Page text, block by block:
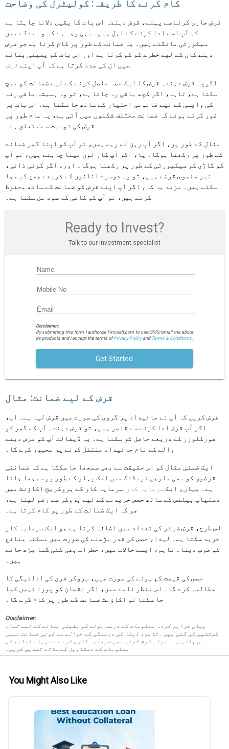
کام کرنے کا طریقہ: کولیٹرل کی وضاحت
قرض جاری کرنے سے پہلے، قرض دہندہ اس بات کا یقین دلانا چاہتا ہے
کہ آپ اسے ادا کرنے کے اہل ہیں۔ یہی وجہ ہے کہ وہ بدلے میں
سیکورٹی مانگتے ہیں۔ یہ ضمانت کے طور پر کام کرتا ہے جو قرض
دہندگان کے لیے خطرے کو کم کرتا ہے اور اس بات کو یقینی بنانے
میں ان کی مدد کرتا ہے کہ آپ اپنے فرض .
اگرچہ قرض دہندہ قرض کا ایک حصہ حاصل کرنے کے لیے ضمانت کو بیچ
سکتا ہے، تاہم، اگر کچھ باقی رہ جاتا ہے، تو وہ ہمیشہ باقی رقم
کی واپسی کے لیے قانونی اختیار کے ساتھ جا سکتا ہے۔ اس بات پر
غور کرتے ہوئے کہ ضمانت مختلف شکلوں میں آتی ہے، یہ عام طور پر
قرض کی نوعیت سے متعلق ہے۔
مثال کے طور پر، اگر آپ رہن لے رہے ہیں، تو آپ کو اپنا گھر ضمانت
کے طور پر رکھنا ہوگا۔ یا، اگر آپ کار لون لینا چاہتے ہیں، تو آپ
کو گاڑی کو سیکیورٹی کے طور پر رکھنا ہوگا۔ اور، اگر کوئی ذاتی،
غیر مخصوص قرضے ہیں، تو وہ دوسرے اثاثوں کے ذریعے جمع کیے جا
سکتے ہیں۔ مزید یہ کہ، اگر آپ اپنے قرض کو ضمانت کے ساتھ محفوظ
کرتے ہیں، تو آپ کو کافی کم سود مل سکتا ہے۔
Ready to Invest?
Talk to our investment specialist
Disclaimer:
By submitting this form I authorize Fincash.com to call/SMS/email me about
its products and I accept the terms ofPrivacy Policyand Terms & Conditions.
Get Started
قرض کے لیے ضمانت: مثال
فرض کریں کہ آپ نے جائیداد پر گروی کی صورت میں قرض لیا ہے۔ اب،
اگر آپ قرض ادا کرنے سے قاصر ہیں، تو قرض دہندہ آپ کے گھر کو
فورکلوزر کے ذریعے حاصل کر سکتا ہے۔ یہ ڈیفالٹ آپ کو قرض دینے
والے کے نام جائیداد منتقل کرنے پر مجبور کرے گا۔
ایک ضمنی مثال کو اس حقیقت سے بھی سمجھا جا سکتا ہے کہ ضمانتی
قرضوں کو بھی مارجن ٹریڈنگ میں ایک پہلو کے طور پر سمجھا جاتا
ہے۔ یہاں، ایک سرمایہ کار
سرمایہ کار کے بروکریج اکاؤنٹ میں
دستیاب بیلنس کے ساتھ حصص خریدنے کے لیے بروکر سے رقم لیتا ہے،
جو کہ ایک ضمانت کے طور پر کام کرتا ہے۔
اس طرح، قرض شیئر کی تعداد میں اضافہ کرتا ہے جو ایک سرمایہ کار
خرید سکتا ہے۔ لہذا، حصص کی قدر بڑھنے کی صورت میں ممکنہ منافع
کو ضرب دینا۔ تاہم، ایسے حالات میں، خطرات بھی کئی گنا بڑھ جاتے
ہیں۔
حصص کی قیمت کم ہونے کی صورت میں، بروکر فرق کی ادائیگی کا
مطالبہ کرے گا۔ اس منظر نامے میں، اگر نقصان کو پورا نہیں کیا
جا سکتا تو اکاؤنٹ ضمانت کے طور پر کام کرے گا۔
Disclaimer:
یہاں فراہم کردہ معلومات کے درست ہونے کو یقینی بنانے کے لیے تمام
کوششیں کی گئی ہیں۔ تاہم، ڈیٹا کی درستگی کے حوالے سے کوئی ضمانت نہیں
دی جاتی ہے۔ براہ کرم کوئی بھی سرمایہ کاری کرنے سے پہلے اسکیم کی
معلومات کے دستاویز کے ساتھ تصدیق کریں۔
You Might Also Like